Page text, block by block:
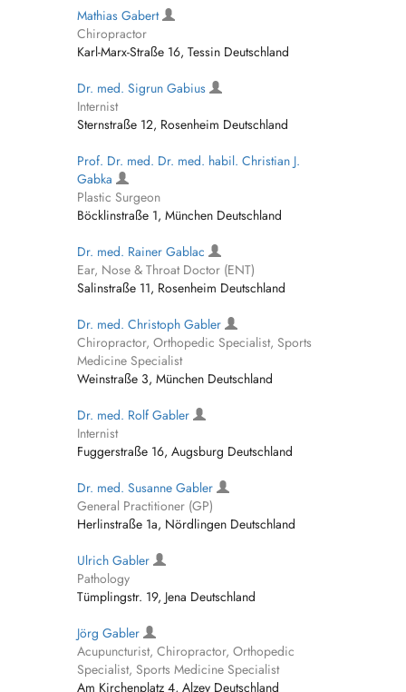
Mathias Gabert
Chiropractor
Karl-Marx-Straße 16, Tessin Deutschland
Dr. med. Sigrun Gabius
Internist
Sternstraße 12, Rosenheim Deutschland
Prof. Dr. med. Dr. med. habil. Christian J.
Gabka
Plastic Surgeon
Böcklinstraße 1, München Deutschland
Dr. med. Rainer Gablac
Ear, Nose & Throat Doctor (ENT)
Salinstraße 11, Rosenheim Deutschland
Dr. med. Christoph Gabler
Chiropractor, Orthopedic Specialist, Sports
Medicine Specialist
Weinstraße 3, München Deutschland
Dr. med. Rolf Gabler
Internist
Fuggerstraße 16, Augsburg Deutschland
Dr. med. Susanne Gabler
General Practitioner (GP)
Herlinstraße 1a, Nördlingen Deutschland
Ulrich Gabler
Pathology
Tümplingstr. 19, Jena Deutschland
Jörg Gabler
Acupuncturist, Chiropractor, Orthopedic
Specialist, Sports Medicine Specialist
Am Kirchenplatz 4, Alzey Deutschland